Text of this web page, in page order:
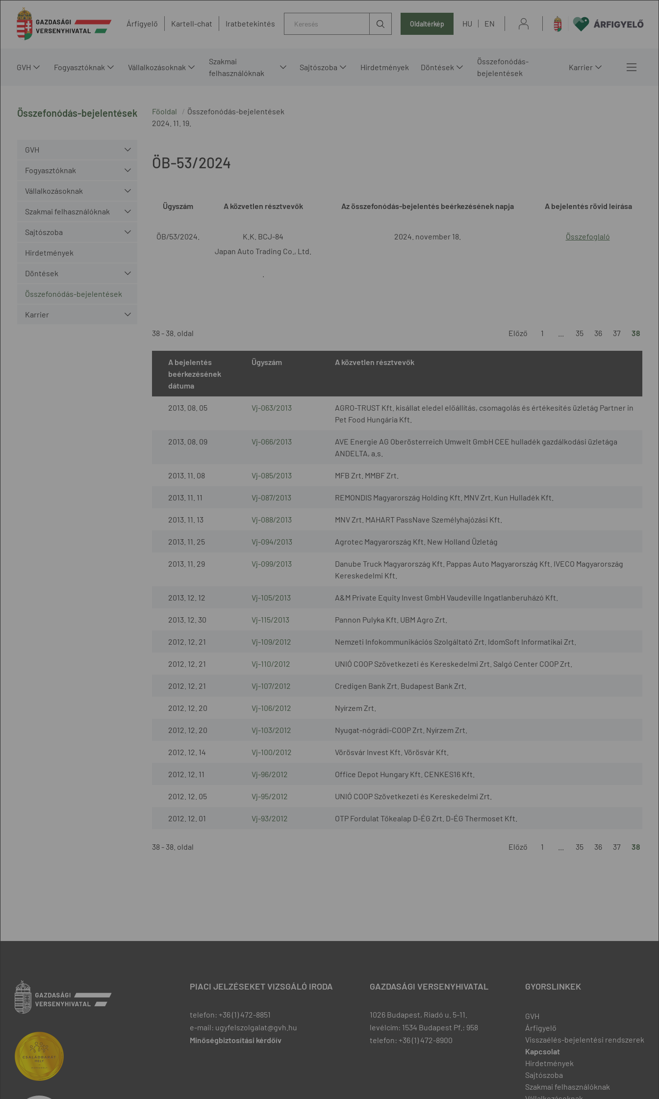
Árfigyelő Kartell-chat Iratbetekintés Oldaltérkép HU EN
GVH Fogyasztóknak Vállalkozásoknak
Szakmai
felhasználóknak
Sajtószoba Hirdetmények Döntések
Összefonódás-
bejelentések
Karrier
Összefonódás-bejelentések
GVH
Fogyasztóknak
Vállalkozásoknak
Szakmai felhasználóknak
Sajtószoba
Hirdetmények
Döntések
Összefonódás-bejelentések
Karrier
Főoldal
Összefonódás-bejelentések
2024. 11. 19.
ÖB-53/2024
Ügyszám A közvetlen résztvevők Az összefonódás-bejelentés beérkezésének napja A bejelentés rövid leírása
ÖB/53/2024.
K.K. BCJ-84
Japan Auto Trading Co., Ltd.
2024. november 18. Összefoglaló
38 - 38. oldal Előző 1 35 36 37 38
A bejelentés
beérkezésének
dátuma
Ügyszám A közvetlen résztvevők
2013. 08. 05 Vj-063/2013
AGRO-TRUST Kft. kisállat eledel előállítás, csomagolás és értékesítés üzletág Partner in
Pet Food Hungária Kft.
2013. 08. 09 Vj-066/2013
AVE Energie AG Oberösterreich Umwelt GmbH CEE hulladék gazdálkodási üzletága
ANDELTA, a.s.
2013. 11. 08 Vj-085/2013 MFB Zrt. MMBF Zrt.
2013. 11. 11 Vj-087/2013 REMONDIS Magyarország Holding Kft. MNV Zrt. Kun Hulladék Kft.
2013. 11. 13 Vj-088/2013 MNV Zrt. MAHART PassNave Személyhajózási Kft.
2013. 11. 25 Vj-094/2013 Agrotec Magyarország Kft. New Holland Üzletág
2013. 11. 29 Vj-099/2013
Danube Truck Magyarország Kft. Pappas Auto Magyarország Kft. IVECO Magyarország
Kereskedelmi Kft.
2013. 12. 12 Vj-105/2013 A&M Private Equity Invest GmbH Vaudeville Ingatlanberuházó Kft.
2013. 12. 30 Vj-115/2013 Pannon Pulyka Kft. UBM Agro Zrt.
2012. 12. 21 Vj-109/2012 Nemzeti Infokommunikációs Szolgáltató Zrt. IdomSoft Informatikai Zrt.
2012. 12. 21 Vj-110/2012 UNIÓ COOP Szövetkezeti és Kereskedelmi Zrt. Salgó Center COOP Zrt.
2012. 12. 21 Vj-107/2012 Credigen Bank Zrt. Budapest Bank Zrt.
2012. 12. 20 Vj-106/2012 Nyírzem Zrt.
2012. 12. 20 Vj-103/2012 Nyugat-nógrádi-COOP Zrt. Nyírzem Zrt.
2012. 12. 14 Vj-100/2012 Vörösvár Invest Kft. Vörösvár Kft.
2012. 12. 11 Vj-96/2012 Office Depot Hungary Kft. CENKES16 Kft.
2012. 12. 05 Vj-95/2012 UNIÓ COOP Szövetkezeti és Kereskedelmi Zrt.
2012. 12. 01 Vj-93/2012 OTP Fordulat Tőkealap D-ÉG Zrt. D-ÉG Thermoset Kft.
38 - 38. oldal Előző 1 35 36 37 38
PIACI JELZÉSEKET VIZSGÁLÓ IRODA
telefon: +36 (1) 472-8851
e-mail: ugyfelszolgalat@gvh.hu
Minőségbiztosítási kérdőív
GAZDASÁGI VERSENYHIVATAL
1026 Budapest, Riadó u. 5-11.
levélcím: 1534 Budapest Pf.: 958
telefon: +36 (1) 472-8900
GYORSLINKEK
GVH
Árfigyelő
Visszaélés-bejelentési rendszerek
Kapcsolat
Hirdetmények
Sajtószoba
Szakmai felhasználóknak